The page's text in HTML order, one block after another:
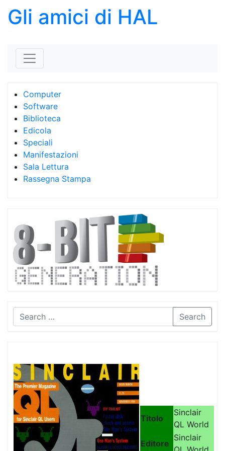
Gli amici di HAL
Computer
Software
Biblioteca
Edicola
Speciali
Manifestazioni
Sala Lettura
Rassegna Stampa
Search
Titolo
Sinclair
QL World
Editore
Sinclair